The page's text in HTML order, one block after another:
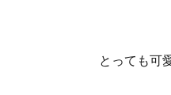
とっても可